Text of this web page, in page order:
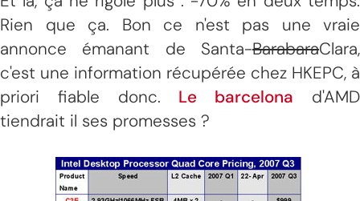
Rien que ça. Bon ce n'est pas une vraie
annonce émanant de Santa-BarabaraClara,
c'est une information récupérée chez HKEPC, à
priori fiable donc. Le barcelona d'AMD
tiendrait il ses promesses ?